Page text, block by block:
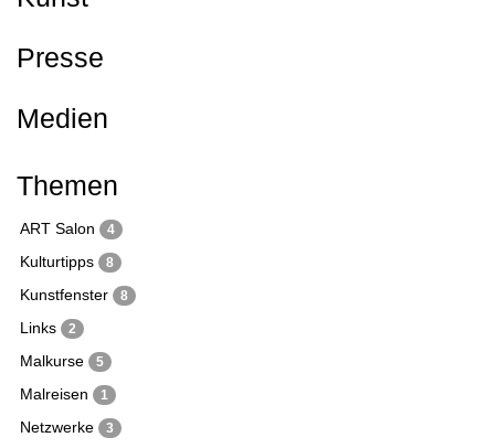
Presse
Medien
Themen
ART Salon 4
Kulturtipps 8
Kunstfenster 8
Links 2
Malkurse 5
Malreisen 1
Netzwerke 3